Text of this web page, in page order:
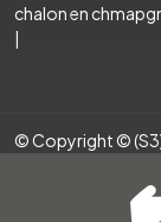
chalon en
|
© Copyright © (S3)
Mentions légales